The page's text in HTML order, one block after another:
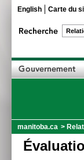
English Carte du
manitoba.ca >